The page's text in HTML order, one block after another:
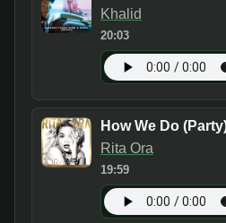
Khalid
20:03
How We Do
Rita Ora
19:59